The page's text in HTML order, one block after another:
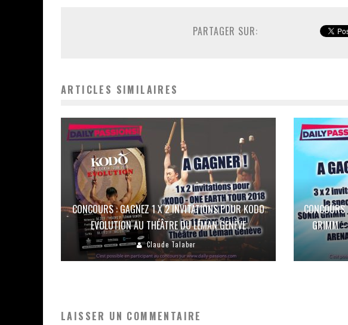
PARTAGER SUR:
ARTICLES SIMILAIRES
CONCOURS : GAGNEZ 1 X 2 INVITATIONS POUR KODO
EVOLUTION AU THÉÂTRE DU LÉMAN GENÈVE
Claude Talaber
GRIMM –
LAISSER UN COMMENTAIRE